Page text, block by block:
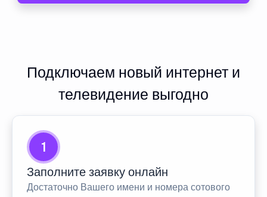
Подключаем новый интернет и
телевидение выгодно
1
Заполните заявку онлайн
Достаточно Вашего имени и номера сотового